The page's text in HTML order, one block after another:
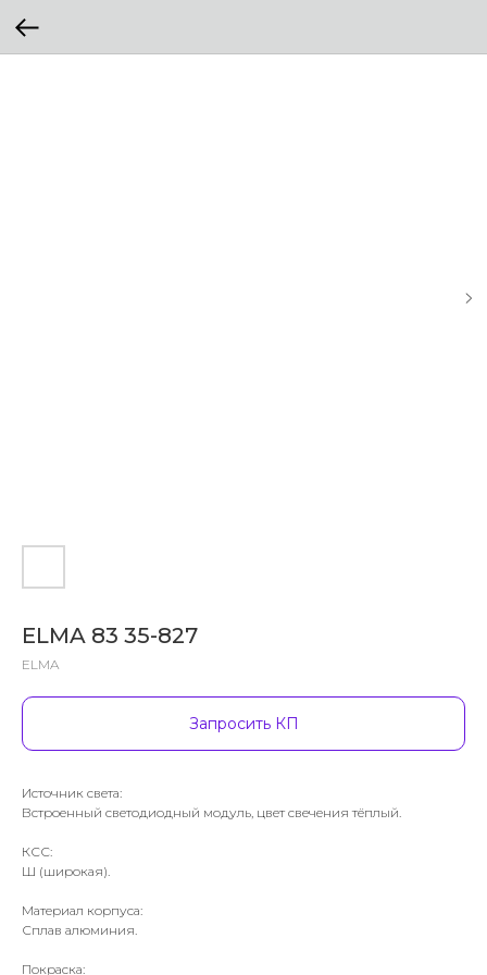
ELMA 83 35-827
ELMA
Запросить КП
Источник света:
Встроенный светодиодный модуль, цвет свечения тёплый.
КСС:
Ш (широкая).
Материал корпуса:
Сплав алюминия.
Покраска: